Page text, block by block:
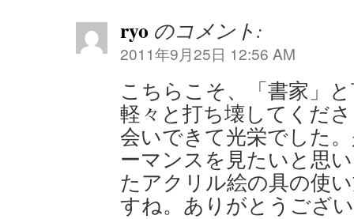
ryo のコメント:
2011年9月25日 12:56 AM
こちらこそ、「書家」
軽々と打ち壊してくだ
会いできて光栄でした
ーマンスを見たいと思
たアクリル絵の具の使
すね。ありがとうござ